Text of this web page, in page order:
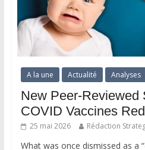
A la une Actualité Analyses
New Peer-Reviewed
COVID Vaccines
25 mai 2026 Rédaction
What was once dismissed as a